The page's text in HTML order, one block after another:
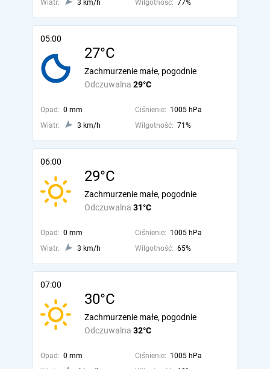
Wiatr:
3 km/h Wilgotność: 77%
05:00
27°C
Odczuwalna 29°C
Zachmurzenie małe, pogodnie
Opad: 0 mm Ciśnienie: 1005 hPa
Wiatr:
3 km/h Wilgotność: 71%
06:00
29°C
Odczuwalna 31°C
Zachmurzenie małe, pogodnie
Opad: 0 mm Ciśnienie: 1005 hPa
Wiatr:
3 km/h Wilgotność: 65%
07:00
30°C
Odczuwalna 32°C
Zachmurzenie małe, pogodnie
Opad: 0 mm Ciśnienie: 1005 hPa